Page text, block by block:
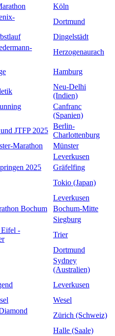
Köln
Dortmund
Dingelstädt
Herzogenaurach
Hamburg
Neu-Delhi
(Indien)
Canfranc
(Spanien)
JTFP 2025
Berlin-
Charlottenburg
Marathon
Münster
Leverkusen
2025
Gräfelfing
Tokio (Japan)
Leverkusen
Bochum
Bochum-Mitte
Siegburg
Eifel -
Trier
Dortmund
Sydney
(Australien)
Leverkusen
Wesel
Zürich (Schweiz)
Halle (Saale)